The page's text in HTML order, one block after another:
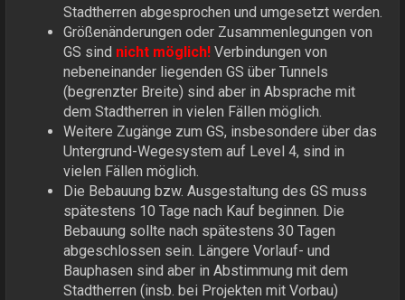
Stadtherren abgesprochen und umgesetzt werden.
Größenänderungen oder Zusammenlegungen von
GS sind nicht möglich! Verbindungen von
nebeneinander liegenden GS über Tunnels
(begrenzter Breite) sind aber in Absprache mit
dem Stadtherren in vielen Fällen möglich.
Weitere Zugänge zum GS, insbesondere über das
Untergrund-Wegesystem auf Level 4, sind in
vielen Fällen möglich.
Die Bebauung bzw. Ausgestaltung des GS muss
spätestens 10 Tage nach Kauf beginnen. Die
Bebauung sollte nach spätestens 30 Tagen
abgeschlossen sein. Längere Vorlauf- und
Bauphasen sind aber in Abstimmung mit dem
Stadtherren (insb. bei Projekten mit Vorbau)